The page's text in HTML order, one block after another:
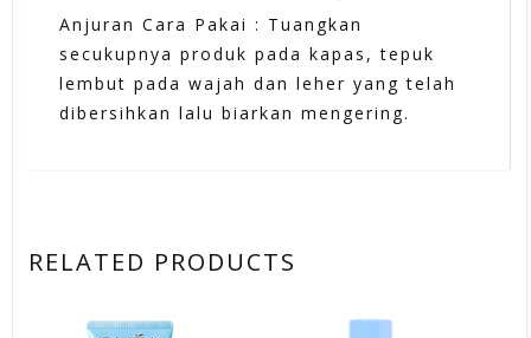
Anjuran Cara Pakai : Tuangkan
secukupnya produk pada kapas, tepuk
lembut pada wajah dan leher yang telah
dibersihkan lalu biarkan mengering.
RELATED PRODUCTS